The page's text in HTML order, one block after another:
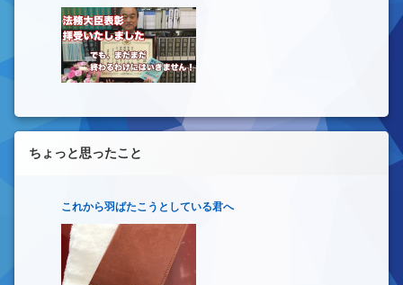
ちょっと思ったこと
これから羽ばたこうとしている君へ